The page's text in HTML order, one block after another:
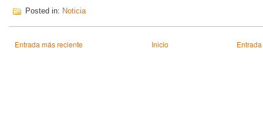
Posted in: Noticia
Entrada más reciente Inicio